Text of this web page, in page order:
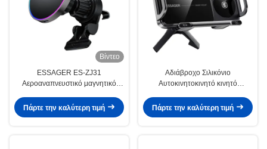
Βίντεο
ESSAGER ES-ZJ31
Αεροαναπνευστικό μαγνητικό
αυτοκίνητο
Πάρτε την καλύτερη τιμή
Αδιάβροχο Σιλικόνιο
Αυτοκινητοκινητό κινητό
γρατζουνάκια 15W
Πάρτε την καλύτερη τιμή